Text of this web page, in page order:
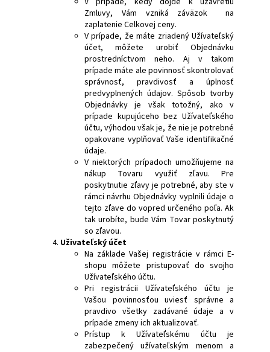
Zmluvy, Vám vzniká záväzok na
zaplatenie Celkovej ceny.
V prípade, že máte zriadený Užívateľský
účet, môžete urobiť Objednávku
prostredníctvom neho. Aj v takom
prípade máte ale povinnosť skontrolovať
správnosť, pravdivosť a úplnosť
predvyplnených údajov. Spôsob tvorby
Objednávky je však totožný, ako v
prípade kupujúceho bez Užívateľského
účtu, výhodou však je, že nie je potrebné
opakovane vyplňovať Vaše identifikačné
údaje.
V niektorých prípadoch umožňujeme na
nákup Tovaru využiť zľavu. Pre
poskytnutie zľavy je potrebné, aby ste v
rámci návrhu Objednávky vyplnili údaje o
tejto zľave do vopred určeného poľa. Ak
tak urobíte, bude Vám Tovar poskytnutý
so zľavou.
Uživateľský účet
Na základe Vašej registrácie v rámci E-
shopu môžete pristupovať do svojho
Užívateľského účtu.
Pri registrácii Užívateľského účtu je
Vašou povinnosťou uviesť správne a
pravdivo všetky zadávané údaje a v
prípade zmeny ich aktualizovať.
Prístup k Užívateľskému účtu je
zabezpečený užívateľským menom a